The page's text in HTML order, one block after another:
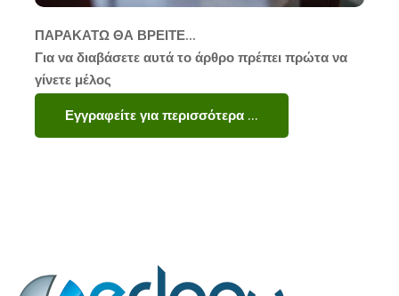
ΠΑΡΑΚΑΤΩ ΘΑ ΒΡΕΙΤΕ...
Για να διαβάσετε αυτά το άρθρο πρέπει πρώτα να
γίνετε μέλος
Εγγραφείτε για περισσότερα …